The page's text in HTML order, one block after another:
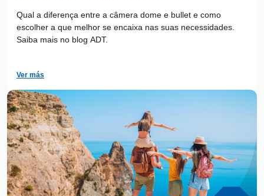
Qual a diferença entre a câmera dome e bullet e como
escolher a que melhor se encaixa nas suas necessidades.
Saiba mais no blog ADT.
Ver más